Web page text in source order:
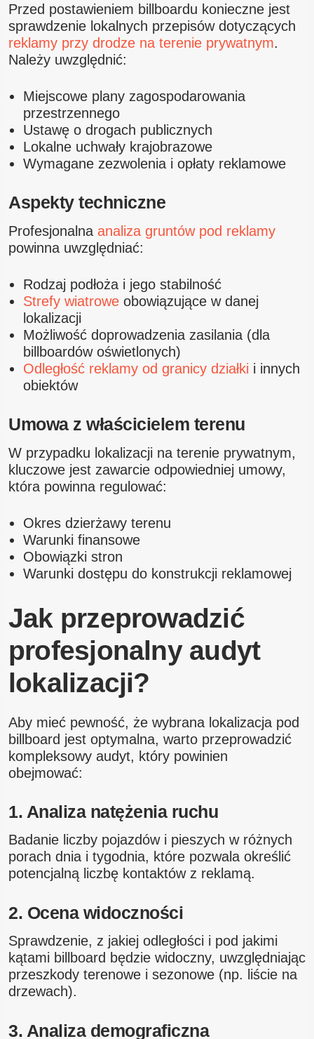
Przed postawieniem billboardu konieczne jest
sprawdzenie lokalnych przepisów dotyczących
reklamy przy drodze na terenie prywatnym.
Należy uwzględnić:
Miejscowe plany zagospodarowania
przestrzennego
Ustawę o drogach publicznych
Lokalne uchwały krajobrazowe
Wymagane zezwolenia i opłaty reklamowe
Aspekty techniczne
Profesjonalna analiza gruntów pod reklamy
powinna uwzględniać:
Rodzaj podłoża i jego stabilność
Strefy wiatrowe obowiązujące w danej
lokalizacji
Możliwość doprowadzenia zasilania (dla
billboardów oświetlonych)
Odległość reklamy od granicy działki i innych
obiektów
Umowa z właścicielem terenu
W przypadku lokalizacji na terenie prywatnym,
kluczowe jest zawarcie odpowiedniej umowy,
która powinna regulować:
Okres dzierżawy terenu
Warunki finansowe
Obowiązki stron
Warunki dostępu do konstrukcji reklamowej
Jak przeprowadzić
profesjonalny audyt
lokalizacji?
Aby mieć pewność, że wybrana lokalizacja pod
billboard jest optymalna, warto przeprowadzić
kompleksowy audyt, który powinien
obejmować:
1. Analiza natężenia ruchu
Badanie liczby pojazdów i pieszych w różnych
porach dnia i tygodnia, które pozwala określić
potencjalną liczbę kontaktów z reklamą.
2. Ocena widoczności
Sprawdzenie, z jakiej odległości i pod jakimi
kątami billboard będzie widoczny, uwzględniając
przeszkody terenowe i sezonowe (np. liście na
drzewach).
3. Analiza demograficzna